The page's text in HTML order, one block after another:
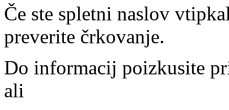
Če ste spletni naslov
preverite črkovanje.
Do informacij poizkusite
ali